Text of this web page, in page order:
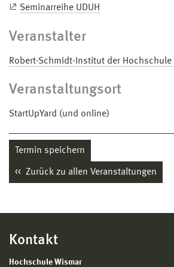
Seminarreihe UDUH
Veranstalter
Robert-Schmidt-Institut der Hochschule
Veranstaltungsort
StartUpYard (und online)
Termin speichern
Zurück zu allen Veranstaltungen
Kontakt
Hochschule Wismar